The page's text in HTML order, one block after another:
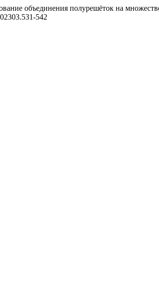
объединения полурешёток на
542